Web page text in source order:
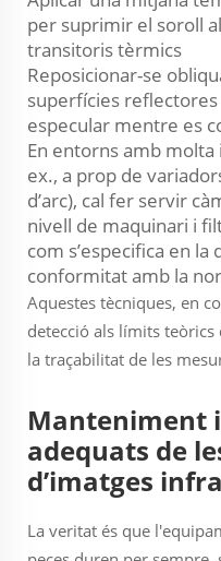
per suprimir el soroll
transitoris tèrmics
Reposicionar-se
superfícies
especular mentre es
En entorns amb
ex., a prop de
d’arc), cal fer servir
nivell de maquinari i
com s’especifica en
conformitat amb la
Aquestes tècniques, en
detecció als límits
la traçabilitat de les
Manteniment
adequats de
d’imatges
La veritat és que